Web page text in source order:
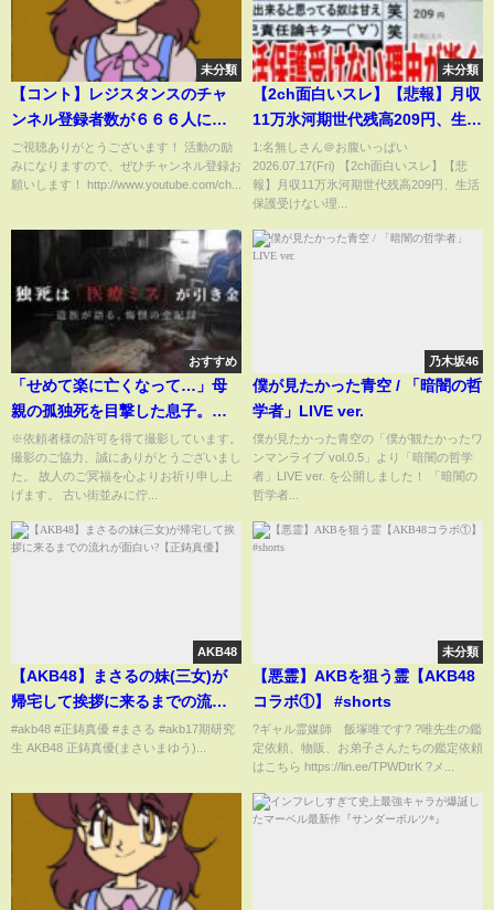
未分類
【コント】レジスタンスのチャ
ンネル登録者数が６６６人にな
りました【都市伝説】
ご視聴ありがとうございます！ 活動の励
みになりますので、ぜひチャンネル登録お
願いします！ http://www.youtube.com/ch...
未分類
【2ch面白いスレ】【悲報】月収
11万氷河期世代残高209円、生活
保護受けない理由が逝くｗｗ
ｗ 聞き流し/2ch天国
1:名無しさん＠お腹いっぱい
2026.07.17(Fri) 【2ch面白いスレ】【悲
報】月収11万氷河期世代残高209円、生活
保護受けない理...
おすすめ
「せめて楽に亡くなって…」母
親の孤独死を目撃した息子。涙
ながらに語られた母の悲惨な人
生とは―― 《特殊清掃・遺品整
理》
※依頼者様の許可を得て撮影しています。
撮影のご協力、誠にありがとうございまし
た。 故人のご冥福を心よりお祈り申し上
げます。 古い街並みに佇...
乃木坂46
僕が見たかった青空 / 「暗闇の哲
学者」LIVE ver.
僕が見たかった青空の「僕が観たかったワ
ンマンライブ vol.0.5」より「暗闇の哲学
者」LIVE ver. を公開しました！ 「暗闇の
哲学者...
AKB48
【AKB48】まさるの妹(三女)が
帰宅して挨拶に来るまでの流れ
が面白い?【正鋳真優】
#akb48 #正鋳真優 #まさる #akb17期研究
生 AKB48 正鋳真優(まさいまゆう)...
未分類
【悪霊】AKBを狙う霊【AKB48
コラボ①】 #shorts
?ギャル霊媒師 飯塚唯です? ?唯先生の鑑
定依頼、物販、お弟子さんたちの鑑定依頼
はこちら https://lin.ee/TPWDtrK ?メ...